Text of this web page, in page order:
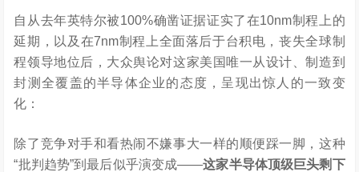
自从去年英特尔被100%确凿证据证实了在10nm制程上的
延期，以及在7nm制程上全面落后于台积电，丧失全球制
程领导地位后，大众舆论对这家美国唯一从设计、制造到
封测全覆盖的半导体企业的态度，呈现出惊人的一致变
化：
除了竞争对手和看热闹不嫌事大一样的顺便踩一脚，这种
“批判趋势”到最后似乎演变成——这家半导体顶级巨头剩下